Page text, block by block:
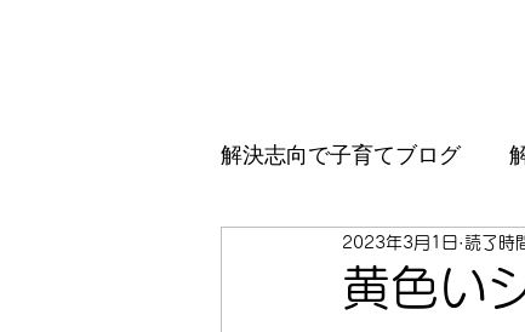
解決志向で子育てブログ
本紹介 AI
黄色い
2023年3月1日 読了時